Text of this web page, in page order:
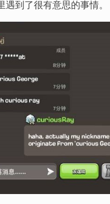
遇到了很有意思的事情。